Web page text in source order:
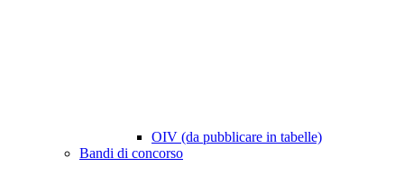
OIV (da pubblicare in tabelle)
Bandi di concorso